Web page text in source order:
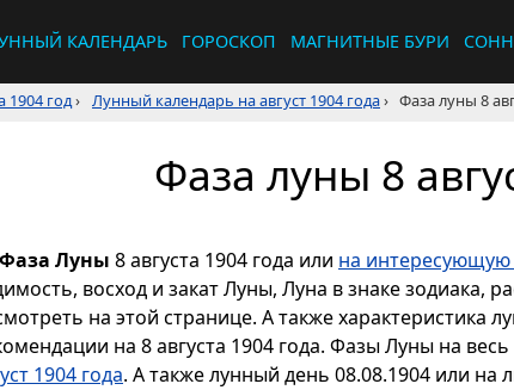
КАЛЕНДАРЬ ГОРОСКОП МАГНИТНЫЕ БУРИ
1904 год› Лунный календарь на август 1904 года› Фаза луны 8
Фаза луны 8
Фаза Луны 8 августа 1904 года или на интересующую
восход и закат Луны, Луна в знаке
на этой странице. А также характеристика
на 8 августа 1904 года. Фазы Луны на
1904 года. А также лунный день 08.08.1904 или на